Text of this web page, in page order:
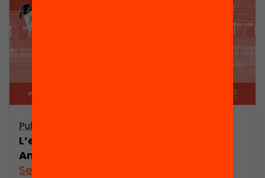
Publicació
L’estat de l’educació a Catalunya.
Anuari 2024
See more